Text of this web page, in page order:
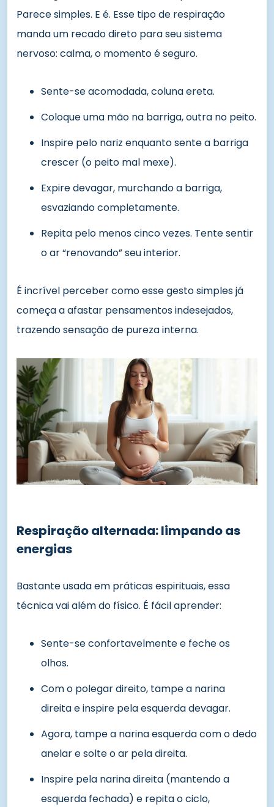
Parece simples. E é. Esse tipo de respiração
manda um recado direto para seu sistema
nervoso: calma, o momento é seguro.
Sente-se acomodada, coluna ereta.
Coloque uma mão na barriga, outra no peito.
Inspire pelo nariz enquanto sente a barriga
crescer (o peito mal mexe).
Expire devagar, murchando a barriga,
esvaziando completamente.
Repita pelo menos cinco vezes. Tente sentir
o ar “renovando” seu interior.
É incrível perceber como esse gesto simples já
começa a afastar pensamentos indesejados,
trazendo sensação de pureza interna.
Respiração alternada: limpando as
energias
Bastante usada em práticas espirituais, essa
técnica vai além do físico. É fácil aprender:
Sente-se confortavelmente e feche os
olhos.
Com o polegar direito, tampe a narina
direita e inspire pela esquerda devagar.
Agora, tampe a narina esquerda com o dedo
anelar e solte o ar pela direita.
Inspire pela narina direita (mantendo a
esquerda fechada) e repita o ciclo,